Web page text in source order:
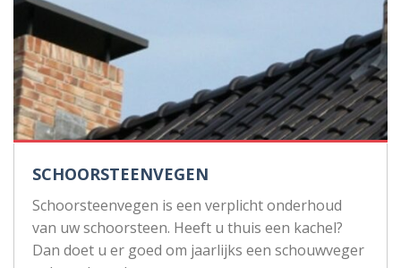
SCHOORSTEENVEGEN
Schoorsteenvegen is een verplicht onderhoud
van uw schoorsteen. Heeft u thuis een kachel?
Dan doet u er goed om jaarlijks een schouwveger